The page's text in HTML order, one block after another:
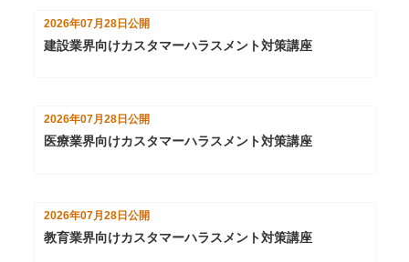
2026年07月28日 公開
建設業界向けカスタマーハラスメント対策講座
2026年07月28日 公開
医療業界向けカスタマーハラスメント対策講座
2026年07月28日公開
教育業界向けカスタマーハラスメント対策講座